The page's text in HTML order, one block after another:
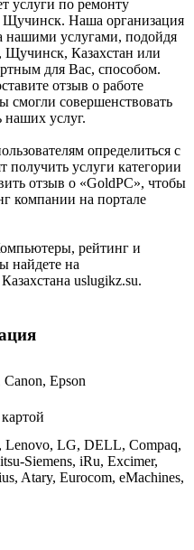
услуги по ремонту
Щучинск. Наша организация
нашими услугами, подойдя
Щучинск, Казахстан или
для Вас, способом.
отзыв о работе
смогли совершенствовать
наших услуг.
определиться с
получить услуги категории
отзыв о «GoldPC», чтобы
компании на портале
рейтинг и
найдете на
uslugikz.su.
Epson
Lenovo, LG, DELL, Compaq,
Siemens, iRu, Excimer,
Atary, Eurocom, eMachines,